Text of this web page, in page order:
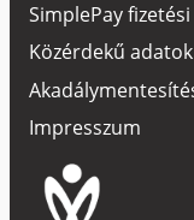
SimplePay
Közérdekű adatok
Impresszum